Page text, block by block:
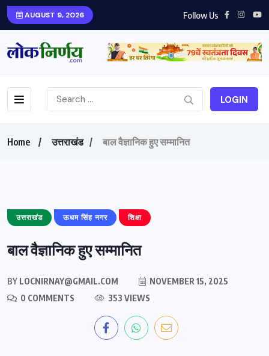
AUGUST 9, 2026 Follow Us
LOGIN
Home उत्तराखंड बाल वैज्ञानिक हुए सम्मानित
उत्तराखंड ऊधम सिंह नगर शिक्षा
बाल वैज्ञानिक हुए सम्मानित
BY LOCNIRNAY@GMAIL.COM
NOVEMBER 15, 2025
0 COMMENTS
353 VIEWS